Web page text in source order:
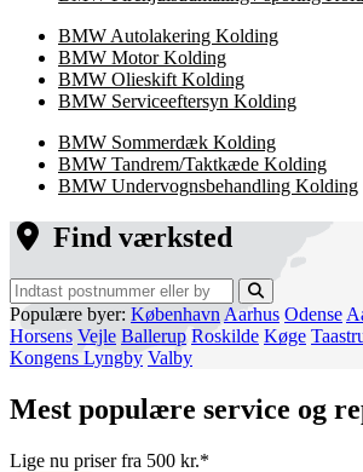
BMW Autolakering Kolding
BMW Motor Kolding
BMW Olieskift Kolding
BMW Serviceeftersyn Kolding
BMW Sommerdæk Kolding
BMW Tandrem/Taktkæde Kolding
BMW Undervognsbehandling Kolding
Find værksted
Populære byer: København Aarhus Odense
Horsens Vejle Ballerup Roskilde Køge
Kongens Lyngby Valby
Mest populære service og
Lige nu priser fra 500 kr.*